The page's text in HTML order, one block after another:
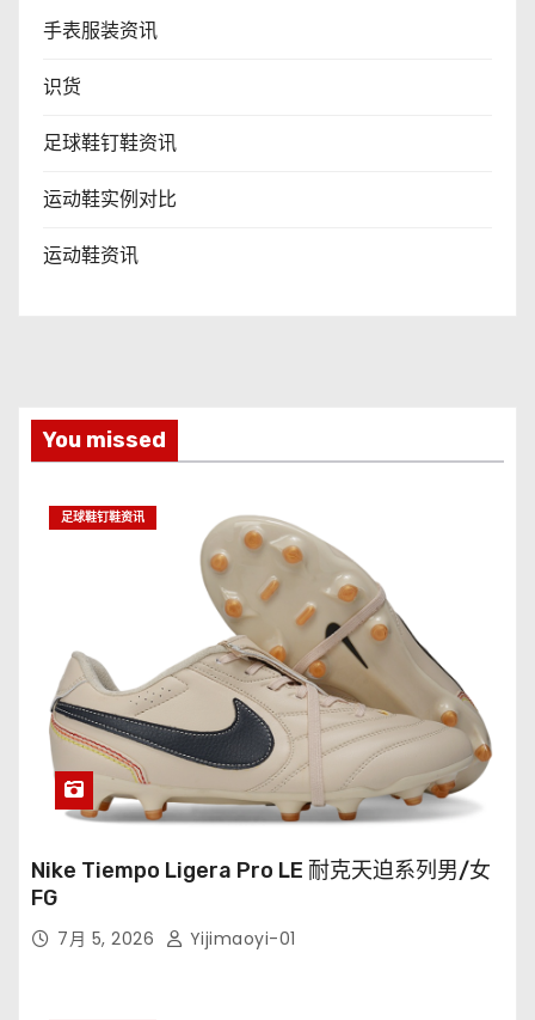
手表服装资讯
识货
足球鞋钉鞋资讯
运动鞋实例对比
运动鞋资讯
You missed
足球鞋钉鞋资讯
Nike Tiempo Ligera Pro LE 耐克天迫系列男/女
FG
7月 5, 2026 Yijimaoyi-01